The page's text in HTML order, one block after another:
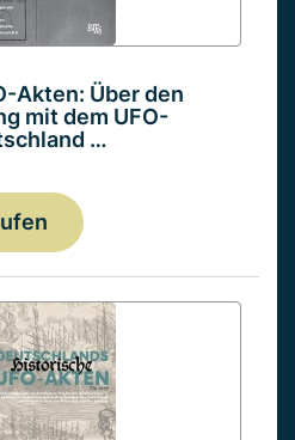
Akten: Über den
mit dem UFO-
…